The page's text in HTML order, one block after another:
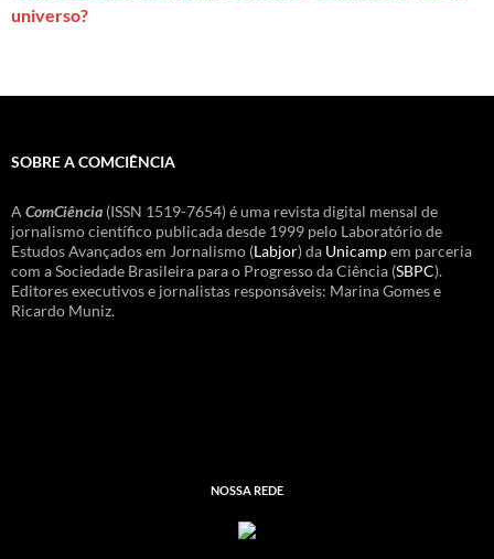
universo?
SOBRE A COMCIÊNCIA
A ComCiência (ISSN 1519-7654) é uma revista digital mensal de
jornalismo científico publicada desde 1999 pelo Laboratório de
Estudos Avançados em Jornalismo (Labjor) da Unicampem parceria
com a Sociedade Brasileira para o Progresso da Ciência (SBPC).
Editores executivos e jornalistas responsáveis: Marina Gomes e
Ricardo Muniz.
NOSSA REDE